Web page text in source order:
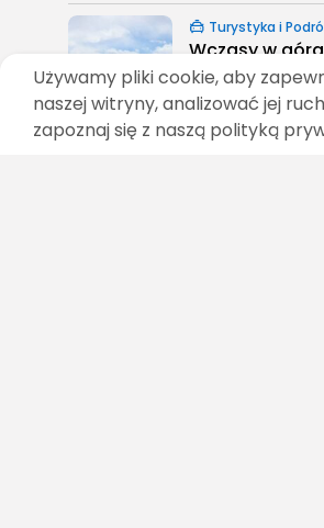
Turystyka i
Wczasy w
wyżywieniem
PUBLIKACJA:
4 SIERPNIA, 2026
Używamy pliki cookie, aby
naszej witryny, analizować jej
zapoznaj się z naszą polityką